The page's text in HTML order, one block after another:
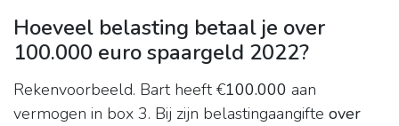
Hoeveel belasting betaal je over
100.000 euro spaargeld 2022?
Rekenvoorbeeld. Bart heeft €100.000 aan
vermogen in box 3. Bij zijn belastingaangifte over